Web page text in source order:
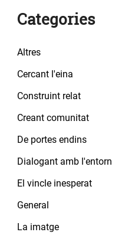
Categories
Altres
Cercant l'eina
Construint relat
Creant comunitat
De portes endins
Dialogant amb l'entorn
El vincle inesperat
General
La imatge